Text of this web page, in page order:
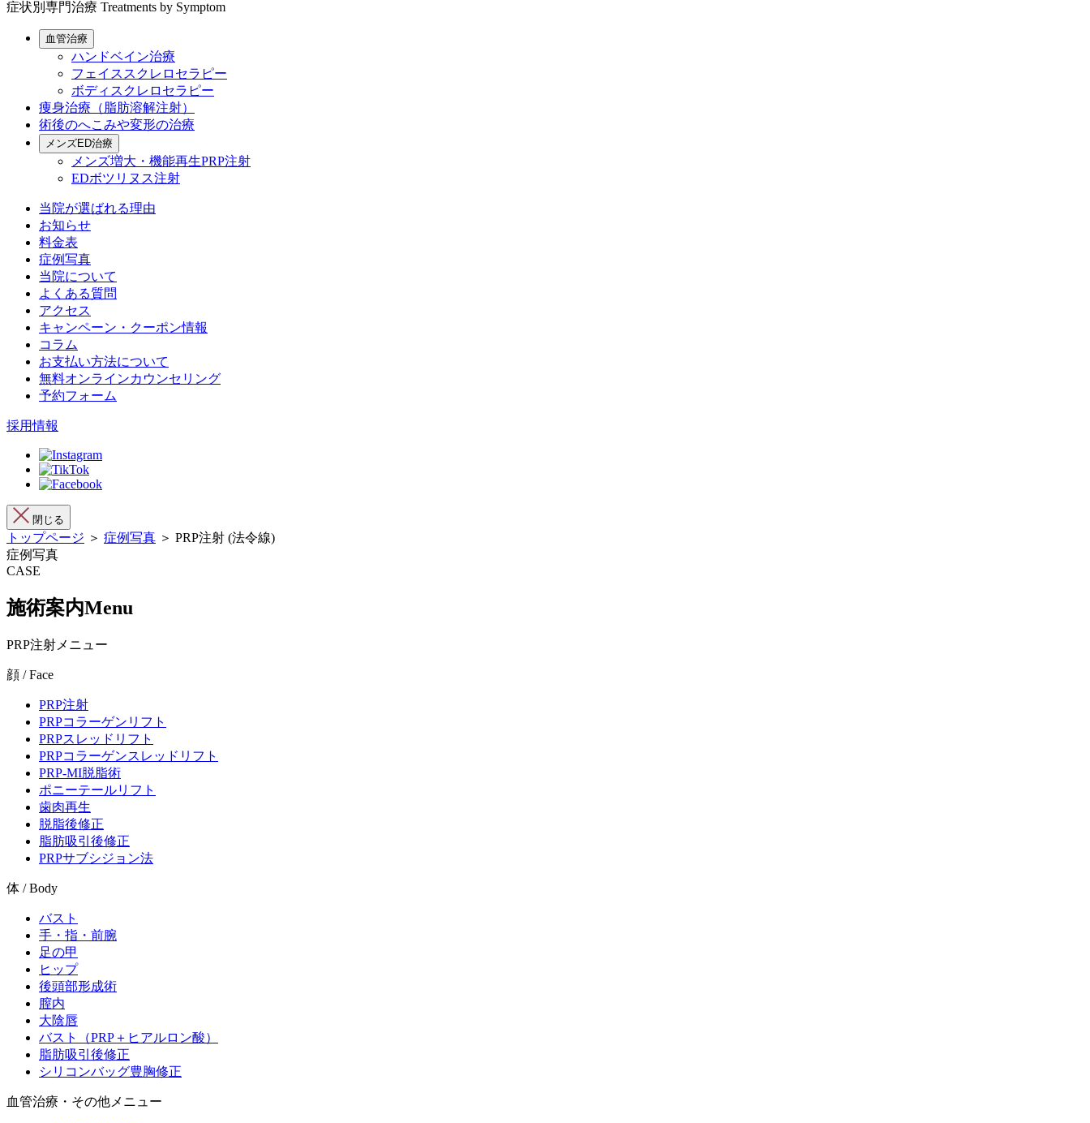
症状別専門治療 Treatments by Symptom
血管治療
ハンドベイン治療
フェイススクレロセラピー
ボディスクレロセラピー
痩身治療（脂肪溶解注射）
術後のへこみや変形の治療
メンズED治療
メンズ増大・機能再生PRP注射
EDボツリヌス注射
当院が選ばれる理由
お知らせ
料金表
症例写真
当院について
よくある質問
アクセス
キャンペーン・クーポン情報
コラム
お支払い方法について
無料オンラインカウンセリング
予約フォーム
採用情報
閉じる
トップページ ＞ 症例写真 ＞ PRP注射 (法令線)
症例写真
CASE
施術案内Menu
PRP注射メニュー
顔 / Face
PRP注射
PRPコラーゲンリフト
PRPスレッドリフト
PRPコラーゲンスレッドリフト
PRP-MI脱脂術
ポニーテールリフト
歯肉再生
脱脂後修正
脂肪吸引後修正
PRPサブシジョン法
体 / Body
バスト
手・指・前腕
足の甲
ヒップ
後頭部形成術
膣内
大陰唇
バスト（PRP＋ヒアルロン酸）
脂肪吸引後修正
シリコンバッグ豊胸修正
血管治療・その他メニュー